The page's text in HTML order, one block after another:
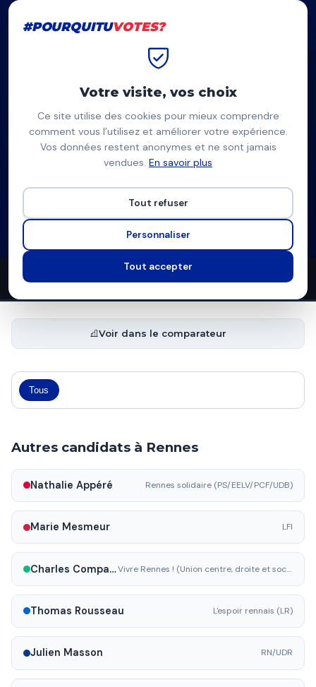
#POURQUITUVOTES?
VD
Victor Darcissac
Liste d'extrême-gauche
0propositions0thèmes couverts12candidats en lice
Voir dans le comparateur
Tous
Autres candidats à Rennes
Nathalie Appéré Rennes solidaire (PS/EELV/PCF/UDB)
Marie Mesmeur LFI
Charles Compagnon Vivre Rennes ! (Union centre, droite et société civile)
Thomas Rousseau L'espoir rennais (LR)
Julien Masson RN/UDR
#POURQUITUVOTES?
Votre visite, vos choix
Ce site utilise des cookies pour mieux comprendre
comment vous l’utilisez et améliorer votre expérience.
Vos données restent anonymes et ne sont jamais
vendues. En savoir plus
Tout refuser
Personnaliser
Tout accepter